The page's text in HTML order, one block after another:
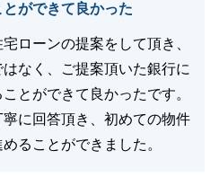
ができて良かった
ローンの提案をして頂き、
なく、ご提案頂いた銀行に
とができて良かったです。
に回答頂き、初めての物件
ることができました。